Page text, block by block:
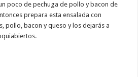
poco de pechuga de pollo y bacon de
prepara esta ensalada con
pollo, bacon y queso y los dejarás a